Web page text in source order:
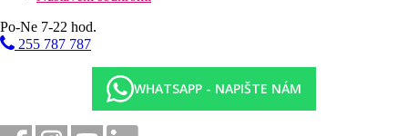
Po-Ne 7-22 hod.
255 787 787
WHATSAPP - NAPIŠTE NÁM